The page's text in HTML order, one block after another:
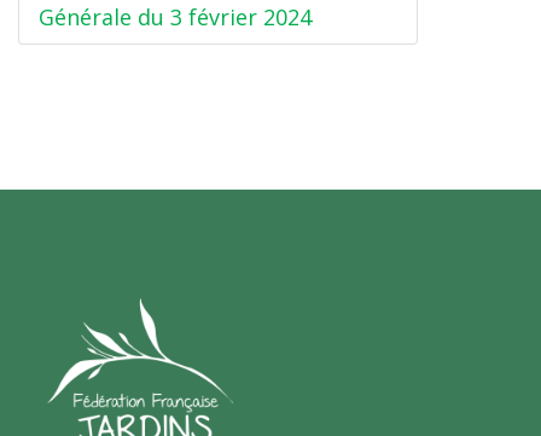
Générale du 3 février 2024